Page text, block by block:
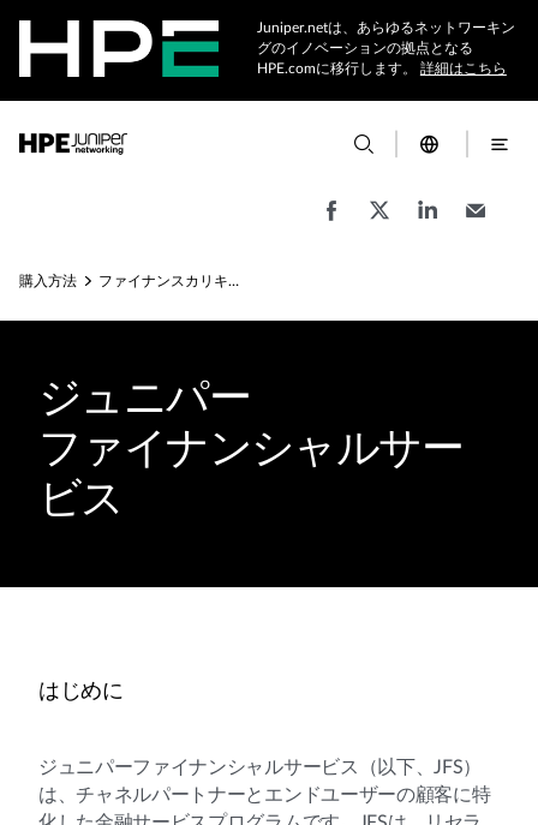
Juniper.netは、あらゆるネットワーキン
グのイノベーションの拠点となる
HPE.comに移行します。 詳細はこちら
購入方法 ファイナンスカリキュレータ
ジュニパー
ファイナンシャルサー
ビス
はじめに
ジュニパーファイナンシャルサービス（以下、JFS）
は、チャネルパートナーとエンドユーザーの顧客に特